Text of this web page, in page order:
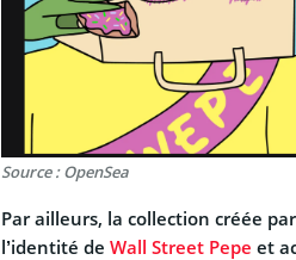
Source : OpenSea
Par ailleurs, la collection créée
l’identité de Wall Street Pepe et